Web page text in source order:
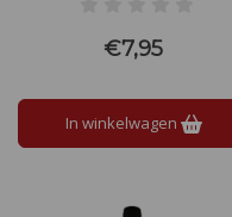
zoals wij deze kennen van de
Vinho Verde.
€7,95
In winkelwagen